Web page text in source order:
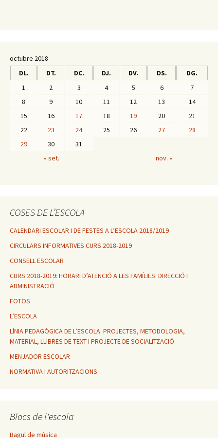
octubre 2018
DL.
DT. DC. DJ. DV. DS. DG.
« set. nov. »
1 2 3 4 5 6
7
8
9 10 11 12 13
14
15
16 17 18 19 20
21
22
23 24 25 26 27
28
29
30 31
COSES DE L’ESCOLA
CALENDARI ESCOLAR I DE FESTES A L’ESCOLA 2018/2019
CIRCULARS INFORMATIVES CURS 2018-2019
CONSELL ESCOLAR
CURS 2018-2019: HORARI D’ATENCIÓ A LES FAMÍLIES: DIRECCIÓ I
ADMINISTRACIÓ
FOTOS
L’ESCOLA
LÍNIA PEDAGÒGICA DE L’ESCOLA: PROJECTES, METODOLOGIA,
MATERIAL, LLIBRES DE TEXT I PROJECTE DE SOCIALITZACIÓ
MENJADOR ESCOLAR
NORMATIVA I AUTORITZACIONS
Blocs de l'escola
Bagul de música